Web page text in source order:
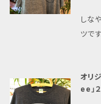
しな
ツです。 素材は綿６２％・レーヨン３６％・ポ
５ｃ
す。
オリ
ee」